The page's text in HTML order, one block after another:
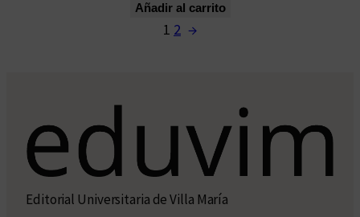
Añadir al carrito
1 2 →
Editorial Universitaria de Villa María